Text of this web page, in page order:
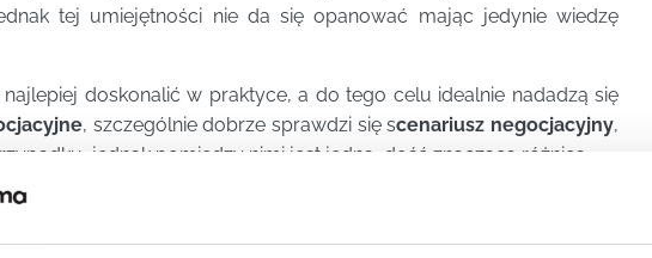
tej umiejętności nie da się opanować mając jedynie wiedzę
doskonalić w praktyce, a do tego celu idealnie nadadzą się
, szczególnie dobrze sprawdzi się scenariusz negocjacyjny,
jednak pomiędzy nimi jest jedna, dość znacząca różnica.
historycznych
wszystko zależy od potrzeb